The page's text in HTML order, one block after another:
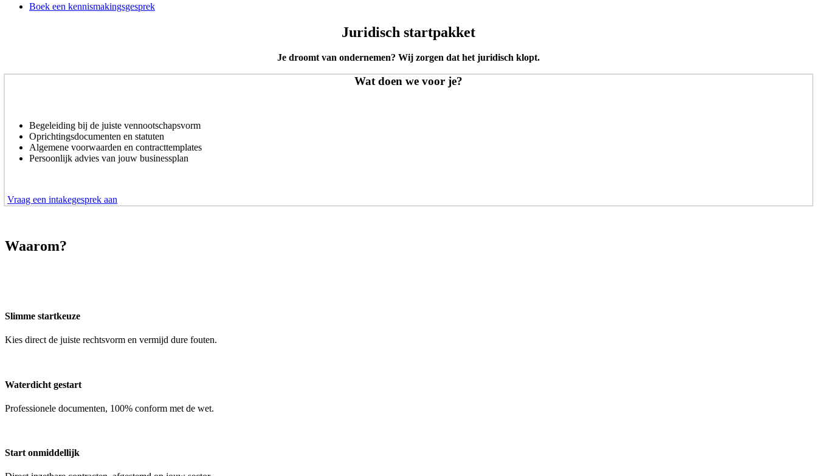
Boek een kennismakingsgesprek
Juridisch startpakket
Je droomt van ondernemen? Wij zorgen dat het juridisch klopt.
Wat doen we voor je?
Begeleiding bij de juiste vennootschapsvorm
Oprichtingsdocumenten en statuten
Algemene voorwaarden en contracttemplates
Persoonlijk advies van jouw businessplan
Vraag een intakegesprek aan
Waarom?
Slimme startkeuze
Kies direct de juiste rechtsvorm en vermijd dure fouten.
Waterdicht gestart
Professionele documenten, 100% conform met de wet.
Start onmiddellijk